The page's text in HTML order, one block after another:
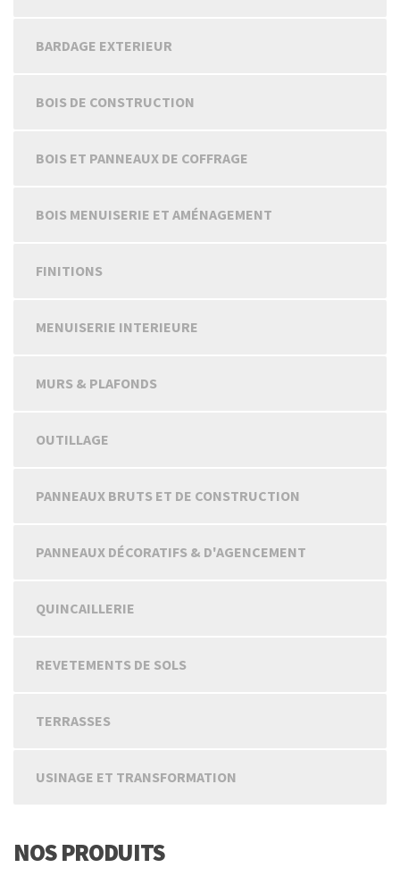
BARDAGE EXTERIEUR
BOIS DE CONSTRUCTION
BOIS ET PANNEAUX DE COFFRAGE
BOIS MENUISERIE ET AMÉNAGEMENT
FINITIONS
MENUISERIE INTERIEURE
MURS & PLAFONDS
OUTILLAGE
PANNEAUX BRUTS ET DE CONSTRUCTION
PANNEAUX DÉCORATIFS & D'AGENCEMENT
QUINCAILLERIE
REVETEMENTS DE SOLS
TERRASSES
USINAGE ET TRANSFORMATION
NOS PRODUITS